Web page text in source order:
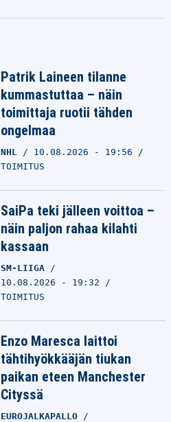
Patrik Laineen tilanne
kummastuttaa – näin
toimittaja ruotii tähden
ongelmaa
NHL
10.08.2026 - 19:56
TOIMITUS
SaiPa teki jälleen voittoa –
näin paljon rahaa kilahti
kassaan
SM-LIIGA
10.08.2026 - 19:32
TOIMITUS
Enzo Maresca laittoi
tähtihyökkääjän tiukan
paikan eteen Manchester
Cityssä
EUROJALKAPALLO